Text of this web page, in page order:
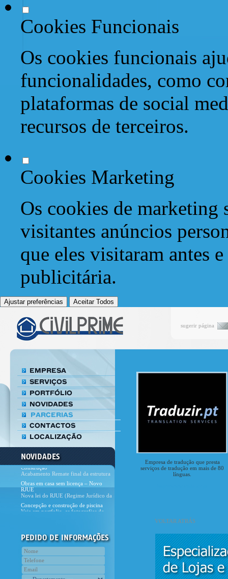
Cookies Funcionais
Os cookies funcionais
funcionalidades, como
plataformas de social
recursos de terceiros.
Cookies Marketing
Os cookies de marketing
visitantes anúncios
que eles visitaram antes
publicitária.
Ajustar preferências Aceitar Todos
sugerir página
Alguns Termos Técnicos utilizados na
Construção
Acabamento Remate final da estrutura
e dos ambientes da casa, feito com os
dive
Obras em casa sem licença – Novo
RJUE
Nova lei do RJUE (Regime Jurídico da
Urbanização e Edifica&
Concepção e construção de piscina
Veja em portfolio, as fotografias do
nosso último projecto de piscina.
Curiosidade
Assinala-se no dia 28 de Novembro o
Dia Nacional do Engenheiro.
Empresa de tradução que presta
serviços de tradução em mais de 80
línguas.
VOLTAR ATRÁS